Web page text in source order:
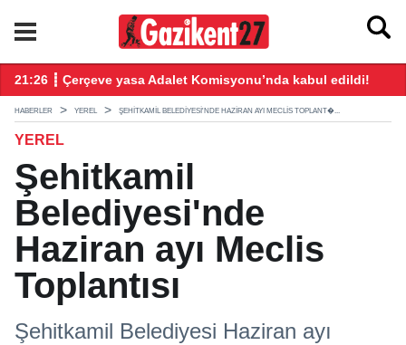
21:26 ┋ Çerçeve yasa Adalet Komisyonu’nda kabul edildi!
HABERLER YEREL ŞEHITKAMIL BELEDIYESI'NDE HAZIRAN AYI MECLIS TOPLANT�...
YEREL
Şehitkamil
Belediyesi'nde
Haziran ayı Meclis
Toplantısı
Şehitkamil Belediyesi Haziran ayı